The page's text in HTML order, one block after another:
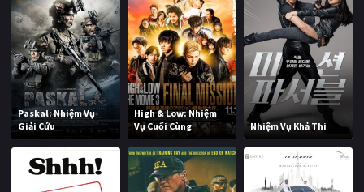
Paskal: Nhiệm Vụ
Giải Cứu
High & Low: Nhiệm
Vụ Cuối Cùng
Nhiệm Vụ Khả Thi